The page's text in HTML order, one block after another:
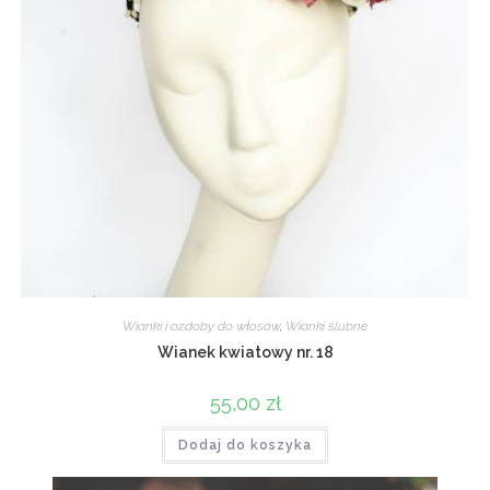
Wianki i ozdoby do włosów, Wianki ślubne
Wianek kwiatowy nr. 18
55,00 zł
Dodaj do koszyka